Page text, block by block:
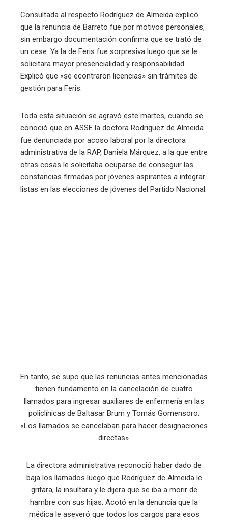
Consultada al respecto Rodríguez de Almeida explicó
que la renuncia de Barreto fue por motivos personales,
sin embargo documentación confirma que se trató de
un cese. Ya la de Feris fue sorpresiva luego que se le
solicitara mayor presencialidad y responsabilidad.
Explicó que «se econtraron licencias» sin trámites de
gestión para Feris.
Toda esta situación se agravó este martes, cuando se
conoció que en ASSE la doctora Rodriguez de Almeida
fue denunciada por acoso laboral por la directora
administrativa de la RAP, Daniela Márquez, a la que entre
otras cosas le solicitaba ocuparse de conseguir las
constancias firmadas por jóvenes aspirantes a integrar
listas en las elecciones de jóvenes del Partido Nacional.
En tanto, se supo que las renuncias antes mencionadas
tienen fundamento en la cancelación de cuatro
llamados para ingresar auxiliares de enfermería en las
policlínicas de Baltasar Brum y Tomás Gomensoro.
«Los llamados se cancelaban para hacer designaciones
directas».
La directora administrativa reconoció haber dado de
baja los llamados luego que Rodríguez de Almeida le
gritara, la insultara y le dijera que se iba a morir de
hambre con sus hijas. Acotó en la denuncia que la
médica le aseveró que todos los cargos para esos